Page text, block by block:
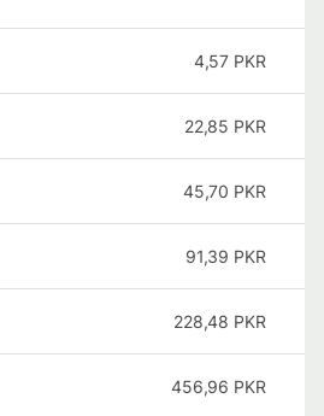
4,57 PKR
22,85 PKR
45,70 PKR
91,39 PKR
228,48 PKR
456,96 PKR